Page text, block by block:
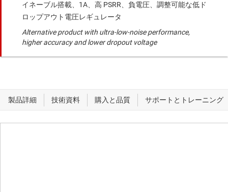
イネーブル搭載、1A、高 PSRR、負電圧、調整可能な低ド
ロップアウト電圧レギュレータ
Alternative product with ultra-low-noise performance,
higher accuracy and lower dropout voltage